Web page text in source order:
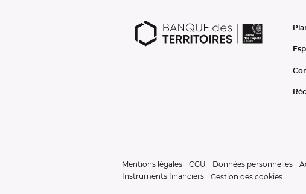
Mentions légales CGU Données personnelles
Instruments financiers
Gestion des cookies